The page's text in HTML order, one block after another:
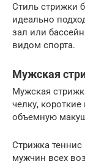
Стиль стрижки
идеально
зал или
видом спорта.
Мужская
Мужская
челку,
объемную
Стрижка
мужчин всех